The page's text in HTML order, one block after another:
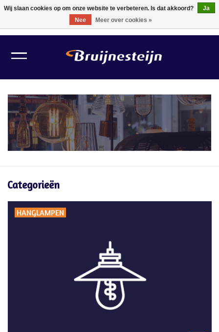
Verlichting
Schilder Toebehoren
Tape
Meubelvilt
Categorieën
HANGLAMPEN
Wij slaan cookies op om onze website te verbeteren. Is dat akkoord?
Ja
Nee
Meer over cookies »